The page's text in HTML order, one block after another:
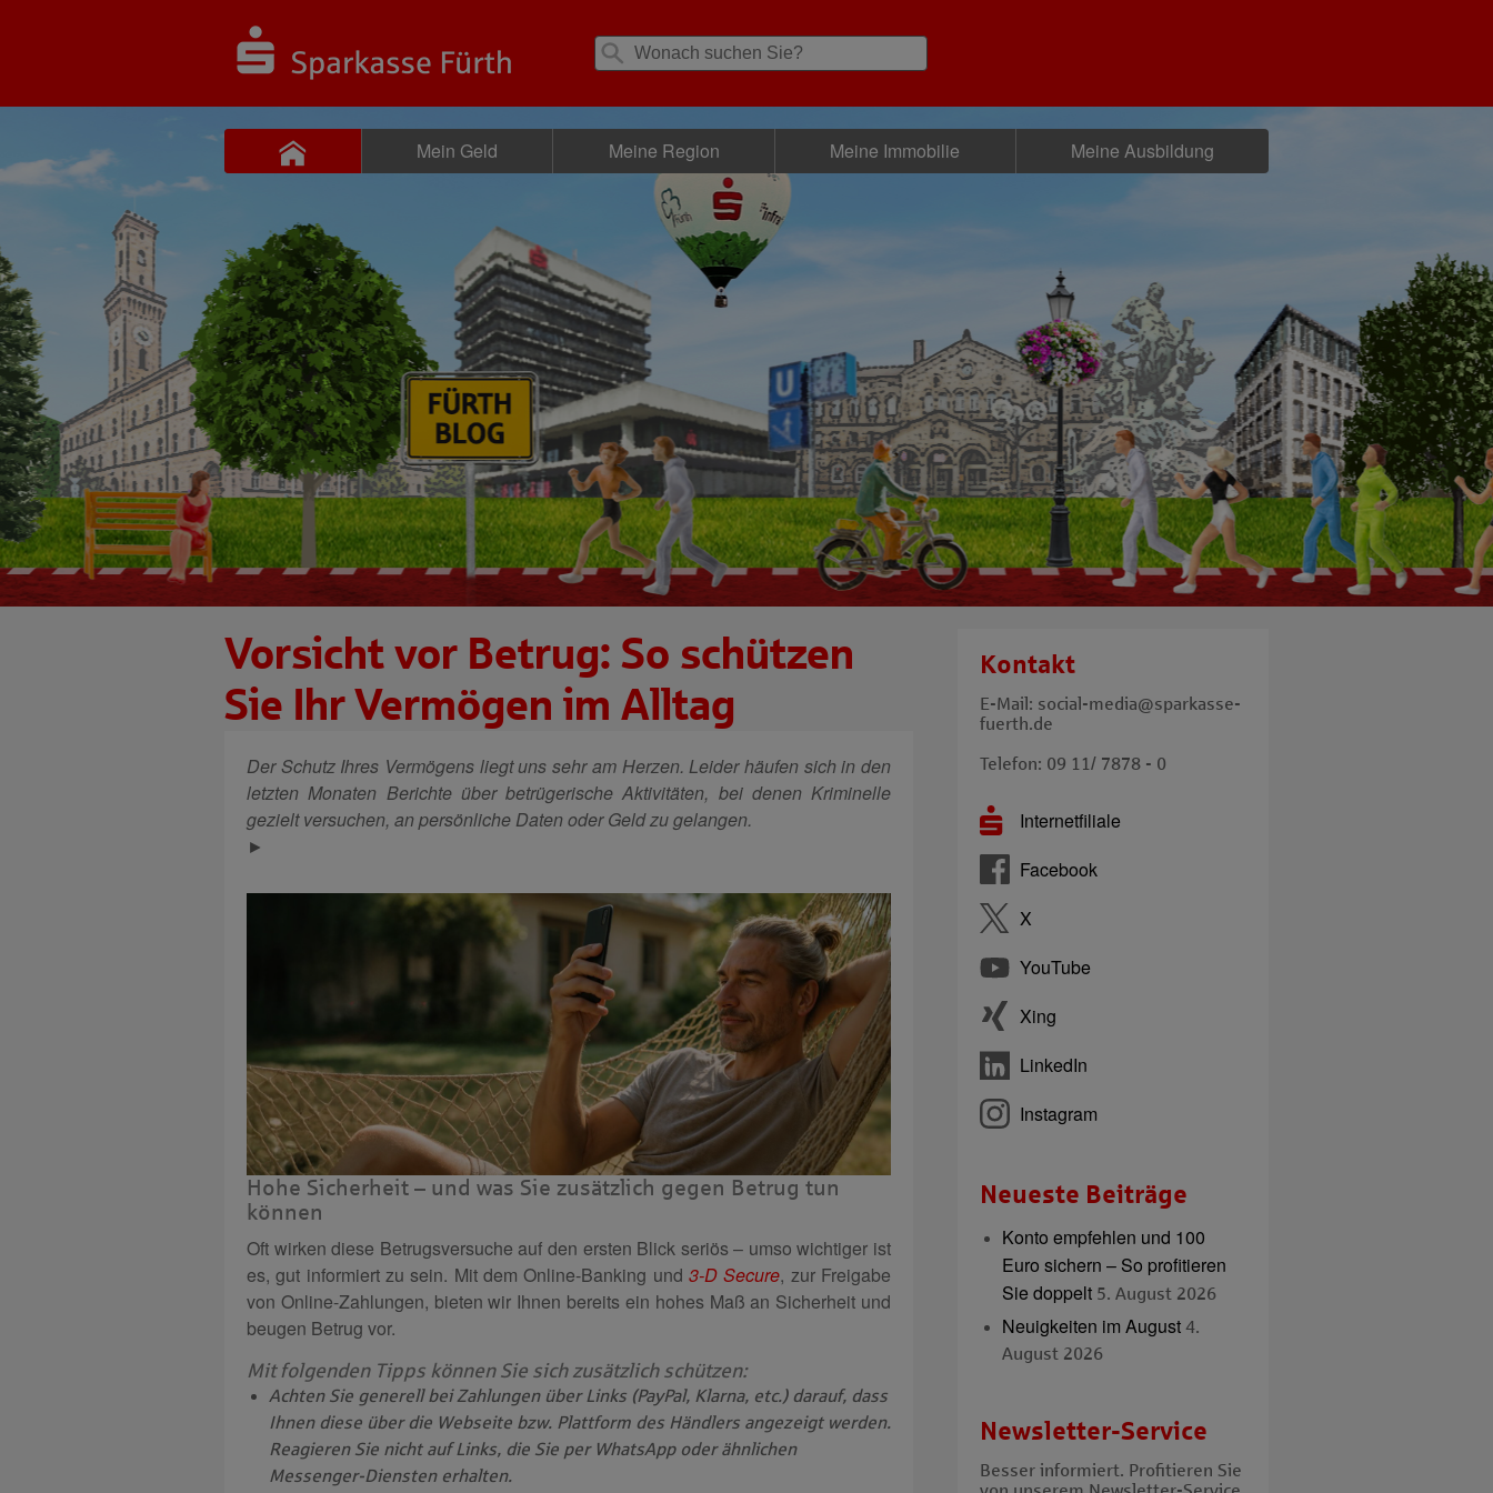
Mein Geld Meine Region Meine Immobilie Meine Ausbildung
Vorsicht vor Betrug: So schützen
Sie Ihr Vermögen im Alltag
Der Schutz Ihres Vermögens liegt uns sehr am Herzen. Leider häufen sich in den
letzten Monaten Berichte über betrügerische Aktivitäten, bei denen Kriminelle
gezielt versuchen, an persönliche Daten oder Geld zu gelangen.
►
Hohe Sicherheit – und was Sie zusätzlich gegen Betrug tun
können
Oft wirken diese Betrugsversuche auf den ersten Blick seriös – umso wichtiger ist
es, gut informiert zu sein. Mit dem Online-Banking und 3-D Secure, zur Freigabe
von Online-Zahlungen, bieten wir Ihnen bereits ein hohes Maß an Sicherheit und
beugen Betrug vor.
Mit folgenden Tipps können Sie sich zusätzlich schützen:
Achten Sie generell bei Zahlungen über Links (PayPal, Klarna, etc.) darauf, dass
Ihnen diese über die Webseite bzw. Plattform des Händlers angezeigt werden.
Reagieren Sie nicht auf Links, die Sie per WhatsApp oder ähnlichen
Messenger-Diensten erhalten.
Kontakt
E-Mail: social-media@sparkasse-
fuerth.de
Telefon: 09 11/ 7878 - 0
Internetfiliale
Facebook
X
YouTube
Xing
LinkedIn
Instagram
Neueste Beiträge
Konto empfehlen und 100
Euro sichern – So profitieren
Sie doppelt 5. August 2026
Neuigkeiten im August 4.
August 2026
Newsletter-Service
Besser informiert. Profitieren Sie